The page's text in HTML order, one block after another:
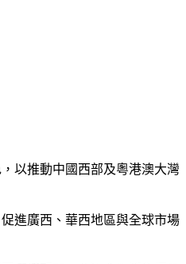
以推動中國西部及粵港澳大灣
進廣西、華西地區與全球市場